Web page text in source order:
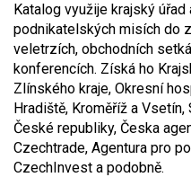
Katalog využije krajský
podnikatelských misích do
veletrzích, obchodních
konferencích. Získá ho
Zlínského kraje, Okresní
Hradiště, Kroměříž a
České republiky, Česka
Czechtrade, Agentura pro
CzechInvest a podobně.